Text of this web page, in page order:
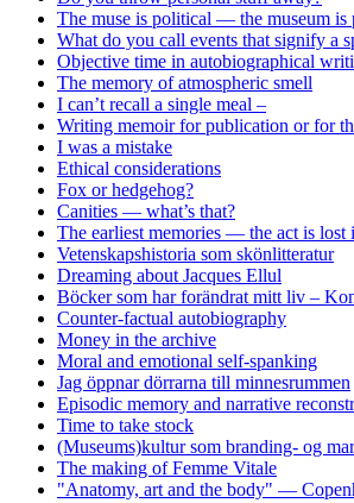
The muse is political — the museum is
What do you call events that signify a
Objective time in autobiographical
The memory of atmospheric smell
I can’t recall a single meal –
Writing memoir for publication or for
I was a mistake
Ethical considerations
Fox or hedgehog?
Canities — what’s that?
The earliest memories — the act is
Vetenskapshistoria som skönlitteratur
Dreaming about Jacques Ellul
Böcker som har forändrat mitt liv –
Counter-factual autobiography
Money in the archive
Moral and emotional self-spanking
Jag öppnar dörrarna till minnesrummen
Episodic memory and narrative
Time to take stock
(Museums)kultur som branding- og
The making of Femme Vitale
"Anatomy, art and the body" —